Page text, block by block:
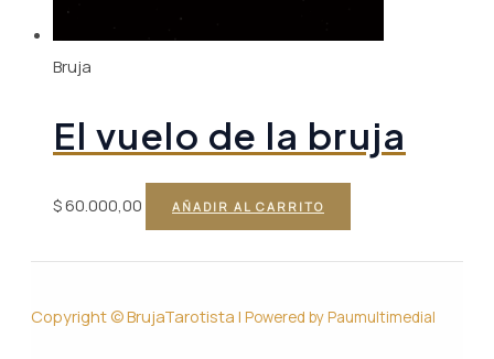
Bruja
El vuelo de la bruja
$60.000,00 AÑADIR AL CARRITO
Copyright © BrujaTarotista | Powered by Paumultimedial